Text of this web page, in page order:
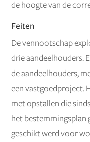
de hoogte van de
Feiten
De vennootschap
drie aandeelhouders.
de aandeelhouders,
een vastgoedproject.
met opstallen die
het bestemmingsplan
geschikt werd voor